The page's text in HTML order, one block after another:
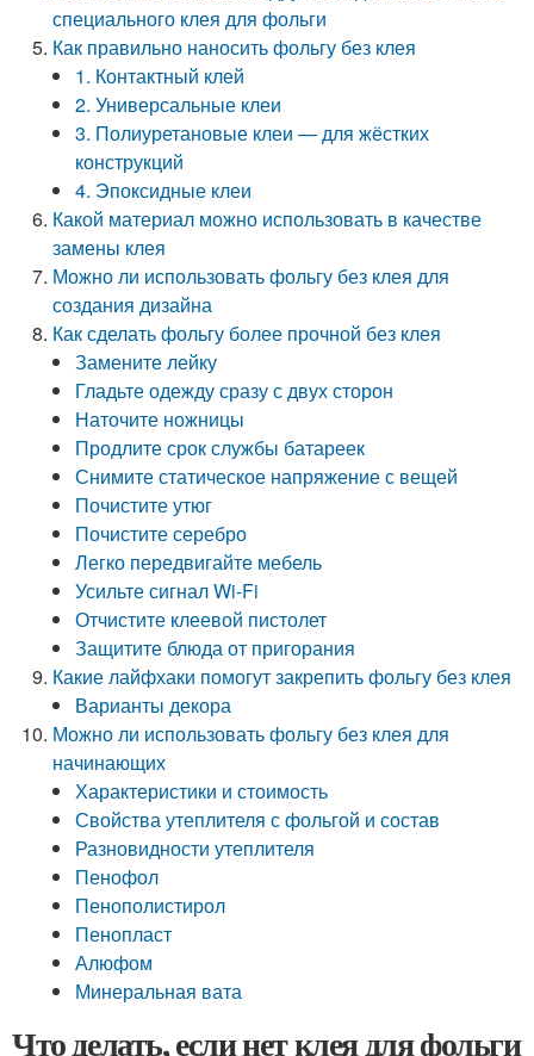
специального клея для фольги
Как правильно наносить фольгу без клея
1. Контактный клей
2. Универсальные клеи
3. Полиуретановые клеи — для жёстких
конструкций
4. Эпоксидные клеи
Какой материал можно использовать в качестве
замены клея
Можно ли использовать фольгу без клея для
создания дизайна
Как сделать фольгу более прочной без клея
Замените лейку
Гладьте одежду сразу с двух сторон
Наточите ножницы
Продлите срок службы батареек
Снимите статическое напряжение с вещей
Почистите утюг
Почистите серебро
Легко передвигайте мебель
Усильте сигнал Wi-Fi
Отчистите клеевой пистолет
Защитите блюда от пригорания
Какие лайфхаки помогут закрепить фольгу без клея
Варианты декора
Можно ли использовать фольгу без клея для
начинающих
Характеристики и стоимость
Свойства утеплителя с фольгой и состав
Разновидности утеплителя
Пенофол
Пенополистирол
Пенопласт
Алюфом
Минеральная вата
Что делать, если нет клея для фольги